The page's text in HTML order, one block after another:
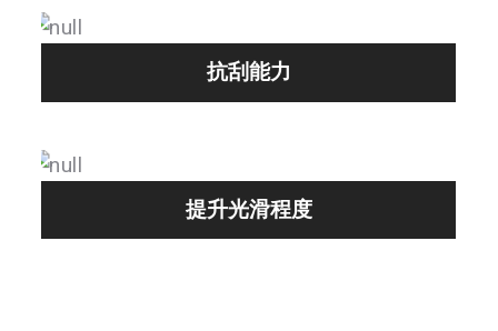
抗刮能力
提升光滑程度